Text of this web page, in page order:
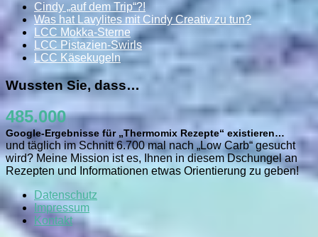
Cindy „auf dem Trip“?!
Was hat Lavylites mit Cindy Creativ zu tun?
LCC Mokka-Sterne
LCC Pistazien-Swirls
LCC Käsekugeln
Wussten Sie, dass…
485.000
Google-Ergebnisse für „Thermomix Rezepte“ existieren…
und täglich im Schnitt 6.700 mal nach „Low Carb“ gesucht
wird? Meine Mission ist es, Ihnen in diesem Dschungel an
Rezepten und Informationen etwas Orientierung zu geben!
Datenschutz
Impressum
Kontakt